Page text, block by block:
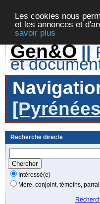
Les cookies nous
et les annonces et
savoir plus
Gen&O ||
et
Recherche directe
Intéressé(e)
Mère, conjoint, témoins,